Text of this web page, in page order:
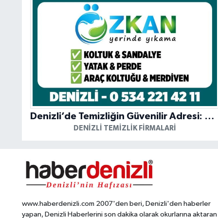
Denizli’de Temizliğin Güvenilir Adresi: Özkan Yerinde Yıkama
DENIZLI TEMIZLIK FIRMALARI
www.haberdenizli.com 2007'den beri, Denizli'den haberler
yapan, Denizli Haberlerini son dakika olarak okurlarına aktaran